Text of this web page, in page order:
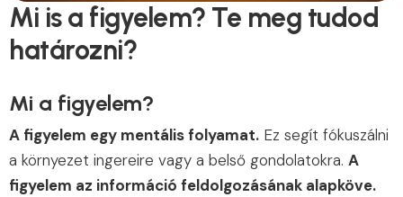
Mi is a figyelem? Te meg tudod
határozni?
Mi a figyelem?
A figyelem egy mentális folyamat. Ez segít fókuszálni
a környezet ingereire vagy a belső gondolatokra. A
figyelem az információ feldolgozásának alapköve.